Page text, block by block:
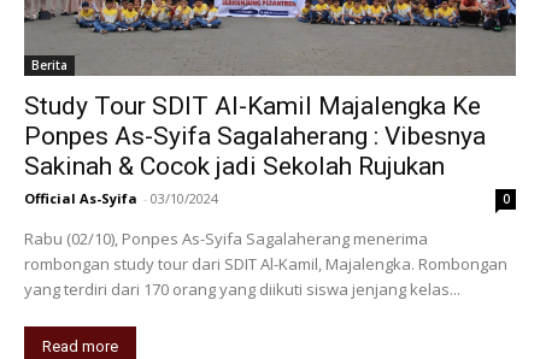
Berita
Study Tour SDIT Al-Kamil Majalengka Ke
Ponpes As-Syifa Sagalaherang : Vibesnya
Sakinah & Cocok jadi Sekolah Rujukan
Official As-Syifa - 03/10/2024 0
Rabu (02/10), Ponpes As-Syifa Sagalaherang menerima
rombongan study tour dari SDIT Al-Kamil, Majalengka. Rombongan
yang terdiri dari 170 orang yang diikuti siswa jenjang kelas...
Read more